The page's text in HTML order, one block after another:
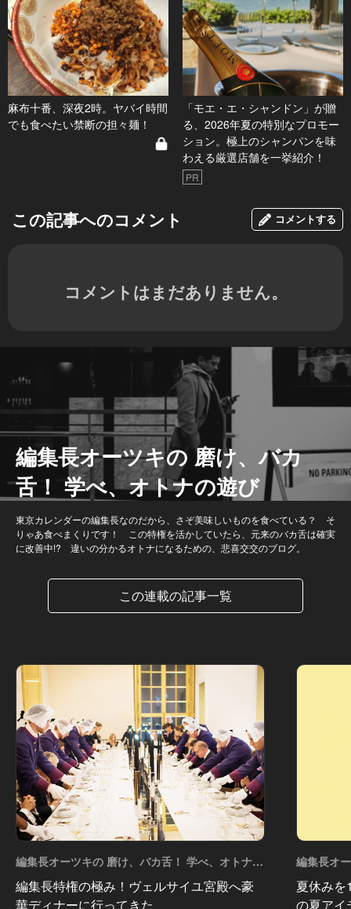
麻布十番、深夜2時。ヤバイ時間
でも食べたい禁断の担々麺！
「モエ・エ・シャンドン」が贈
る、2026年夏の特別なプロモー
ション。極上のシャンパンを味
わえる厳選店舗を一挙紹介！
PR
この記事へのコメント コメントする
コメントはまだありません。
編集長オーツキの 磨け、バカ
舌！ 学べ、オトナの遊び
東京カレンダーの編集長なのだから、さぞ美味しいものを食べている？ そ
りゃあ食べまくりです！ この特権を活かしていたら、元来のバカ舌は確実
に改善中!? 違いの分かるオトナになるための、悲喜交交のブログ。
この連載の記事一覧
編集長オーツキの 磨け、バカ舌！ 学べ、オトナの
遊び Vol.57
編集長特権の極み！ヴェルサイユ宮殿へ豪
華ディナーに行ってきた
編集長オ
遊び
夏休み
の夏アイ